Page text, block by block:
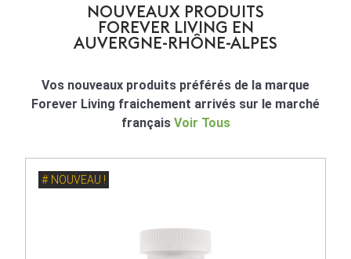
NOUVEAUX PRODUITS
FOREVER LIVING EN
AUVERGNE-RHÔNE-ALPES
Vos nouveaux produits préférés de la marque
Forever Living fraichement arrivés sur le marché
français Voir Tous
NOUVEAU !